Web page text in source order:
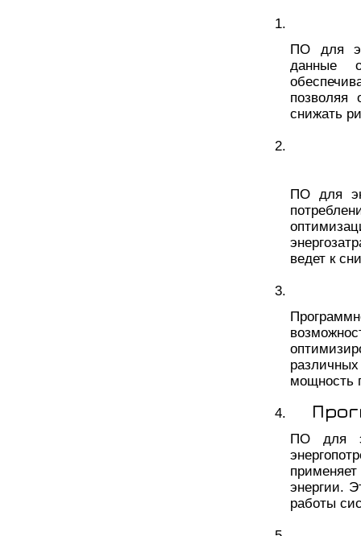
ПО для
данные
позволяя
снижать
ПО для
ведет к
мощность
ПО для
энергии.
работы